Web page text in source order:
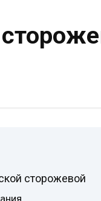
сторожевой